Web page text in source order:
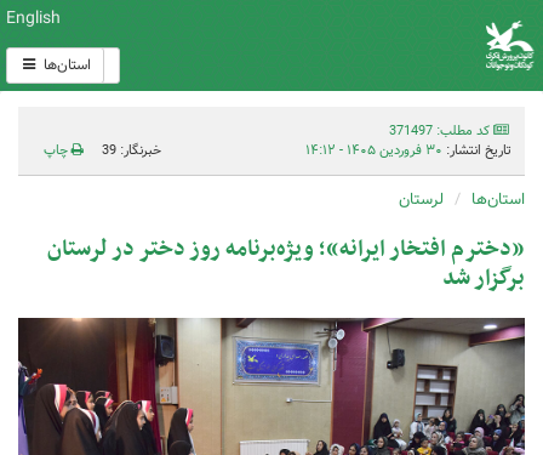
English
استان‌ها
کد مطلب: 371497
تاریخ انتشار: ۳۰ فروردین ۱۴۰۵ - ۱۴:۱۲ خبرنگار: 39 چاپ
استان‌ها لرستان
«دخترم افتخار ایرانه»؛ ویژه‌برنامه روز دختر در لرستان
برگزار شد